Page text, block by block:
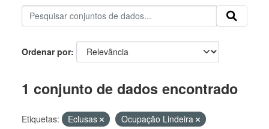
Ordenar por
1 conjunto de dados encontrado
Etiquetas: Eclusas
Ocupação Lindeira